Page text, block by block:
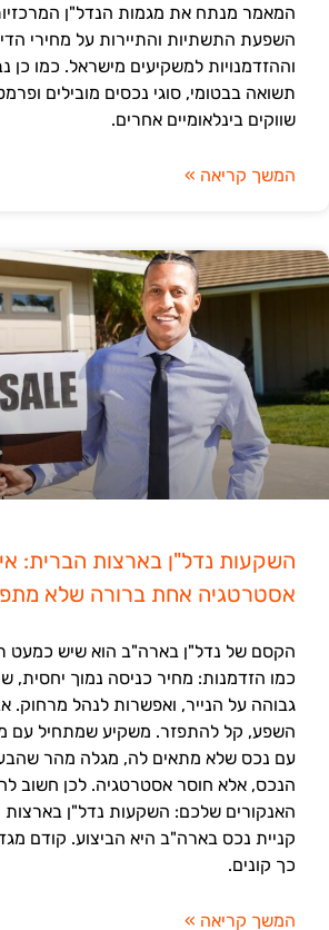
המאמר מנתח את מגמות הנדל"ן
השפעת התשתיות והתיירות על מחירי
וההזדמנויות למשקיעים מישראל. כמו כן
תשואה בבטומי, סוגי נכסים מובילים
שווקים בינלאומיים אחרים.
המשך קריאה »
השקעות נדל"ן בארצות הברית:
אסטרטגיה אחת ברורה שלא
הקסם של נדל"ן בארה"ב הוא שיש כמעט
כמו הזדמנות: מחיר כניסה נמוך יחסית,
גבוהה על הנייר, ואפשרות לנהל מרחוק.
השפע, קל להתפזר. משקיע שמתחיל עם
עם נכס שלא מתאים לה, מגלה מהר
הנכס, אלא חוסר אסטרטגיה. לכן חשוב
האנקורים שלכם: השקעות נדל"ן בארצות
קניית נכס בארה"ב היא הביצוע. קודם
כך קונים.
המשך קריאה »